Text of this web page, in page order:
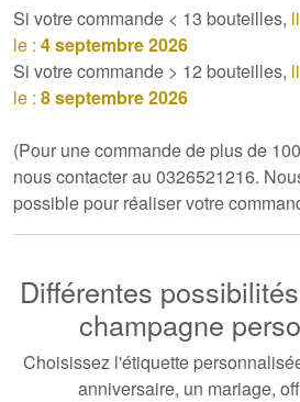
Si votre commande < 13 bouteilles,
le : 4 septembre 2026
Si votre commande > 12 bouteilles,
le : 8 septembre 2026
(Pour une commande de plus de
nous contacter au 0326521216.
possible pour réaliser votre
Différentes
champagne
Choisissez l'étiquette
anniversaire, un mariage,